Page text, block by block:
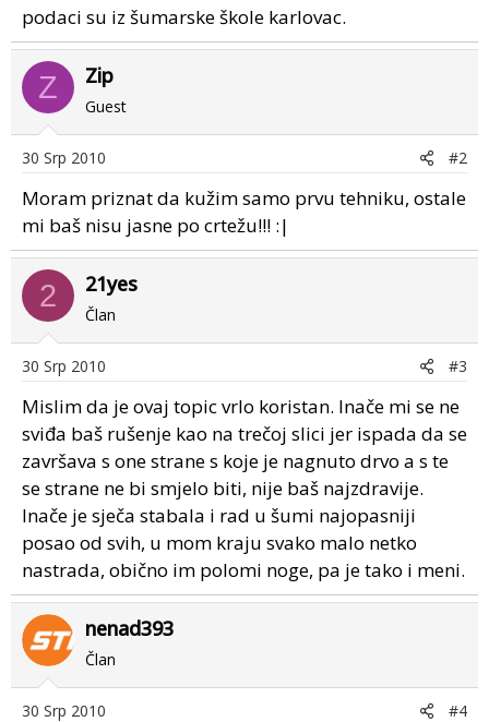
podaci su iz šumarske škole karlovac.
Z Zip
Guest
30 Srp 2010 #2
Moram priznat da kužim samo prvu tehniku, ostale
mi baš nisu jasne po crtežu!!! :|
2 21yes
Član
30 Srp 2010 #3
Mislim da je ovaj topic vrlo koristan. Inače mi se ne
sviđa baš rušenje kao na trečoj slici jer ispada da se
završava s one strane s koje je nagnuto drvo a s te
se strane ne bi smjelo biti, nije baš najzdravije.
Inače je sječa stabala i rad u šumi najopasniji
posao od svih, u mom kraju svako malo netko
nastrada, obično im polomi noge, pa je tako i meni.
nenad393
Član
30 Srp 2010 #4